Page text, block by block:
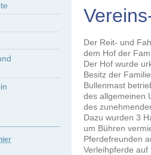
Der Reit- und
dem Hof der
Der Hof wurde
Besitz der
Bullenmast
des allgemeinen
des
Dazu wurden 3
um Bühren
Pferdefreunden
Verleihpferde